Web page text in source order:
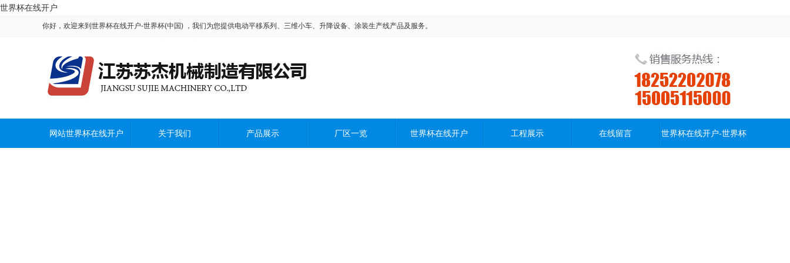
世界杯在线开户
你好，欢迎来到世界杯在线开户-世界杯(中国) ，我们为您提供电动平移系列、三维小车、升降设备、涂装生产线产品及服务。
网站世界杯在线开户 关于我们 产品展示 厂区一览 世界杯在线开户 工程展示 在线留言 世界杯在线开户-世界杯